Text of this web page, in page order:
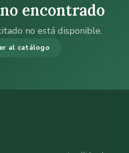
encontrado
no está disponible.
al catálogo